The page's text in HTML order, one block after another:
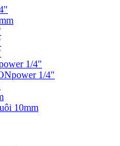
1/4"
1/4"
10mm